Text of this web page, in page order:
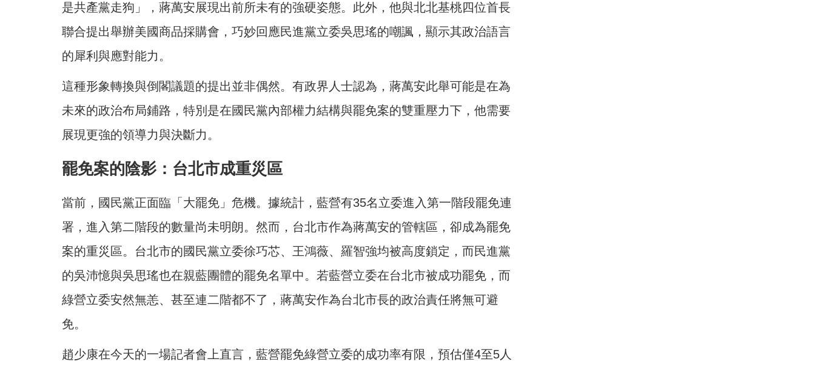
是共產黨走狗」，蔣萬安展現出前所未有的強硬姿態。此外，他與北北基桃四位首長
聯合提出舉辦美國商品採購會，巧妙回應民進黨立委吳思瑤的嘲諷，顯示其政治語言
的犀利與應對能力。
這種形象轉換與倒閣議題的提出並非偶然。有政界人士認為，蔣萬安此舉可能是在為
未來的政治布局鋪路，特別是在國民黨內部權力結構與罷免案的雙重壓力下，他需要
展現更強的領導力與決斷力。
罷免案的陰影：台北市成重災區
當前，國民黨正面臨「大罷免」危機。據統計，藍營有35名立委進入第一階段罷免連
署，進入第二階段的數量尚未明朗。然而，台北市作為蔣萬安的管轄區，卻成為罷免
案的重災區。台北市的國民黨立委徐巧芯、王鴻薇、羅智強均被高度鎖定，而民進黨
的吳沛憶與吳思瑤也在親藍團體的罷免名單中。若藍營立委在台北市被成功罷免，而
綠營立委安然無恙、甚至連二階都不了，蔣萬安作為台北市長的政治責任將無可避
免。
趙少康在今天的一場記者會上直言，藍營罷免綠營立委的成功率有限，預估僅4至5人